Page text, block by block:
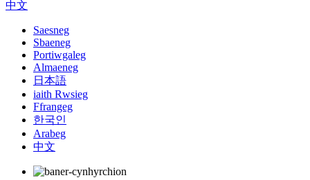
中文
Saesneg
Sbaeneg
Portiwgaleg
Almaeneg
日本語
iaith Rwsieg
Ffrangeg
한국인
Arabeg
中文